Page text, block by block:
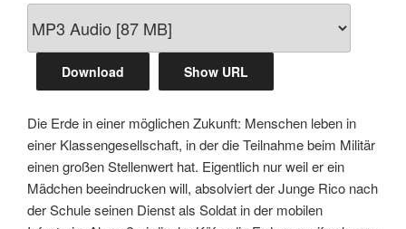
Download Show URL
Die Erde in einer möglichen Zukunft: Menschen leben in
einer Klassengesellschaft, in der die Teilnahme beim Militär
einen großen Stellenwert hat. Eigentlich nur weil er ein
Mädchen beeindrucken will, absolviert der Junge Rico nach
der Schule seinen Dienst als Soldat in der mobilen